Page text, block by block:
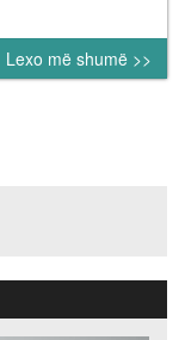
boksit
“Dita
e
Lexo më shumë >>